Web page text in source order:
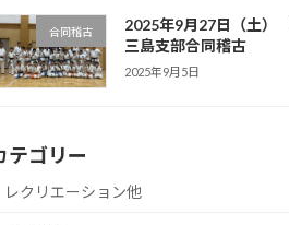
合同稽古
2025年9月27日（土
三島支部合同稽古
2025年9月5日
テゴリー
レクリエーション他